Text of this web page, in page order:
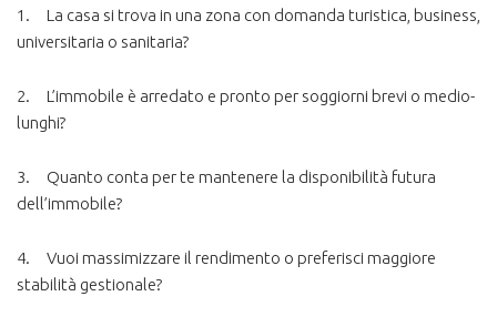
1.
La casa si trova in una zona con domanda turistica, business,
universitaria o sanitaria?
2.
L’immobile è arredato e pronto per soggiorni brevi o medio-
lunghi?
3.
Quanto conta per te mantenere la disponibilità futura
dell’immobile?
4.
Vuoi massimizzare il rendimento o preferisci maggiore
stabilità gestionale?